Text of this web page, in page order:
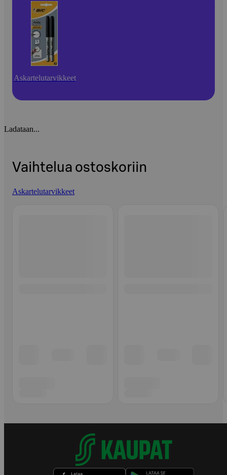
Askartelutarvikkeet
Ladataan...
Vaihtelua ostoskoriin
Askartelutarvikkeet